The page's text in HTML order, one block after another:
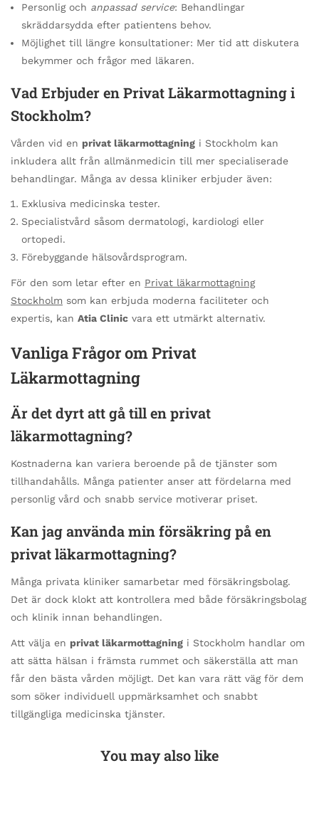
Personlig och anpassad service: Behandlingar
skräddarsydda efter patientens behov.
Möjlighet till längre konsultationer: Mer tid att diskutera
bekymmer och frågor med läkaren.
Vad Erbjuder en Privat Läkarmottagning i
Stockholm?
Vården vid en privat läkarmottagning i Stockholm kan
inkludera allt från allmänmedicin till mer specialiserade
behandlingar. Många av dessa kliniker erbjuder även:
Exklusiva medicinska tester.
Specialistvård såsom dermatologi, kardiologi eller
ortopedi.
Förebyggande hälsovårdsprogram.
För den som letar efter en Privat läkarmottagning
Stockholm som kan erbjuda moderna faciliteter och
expertis, kan Atia Clinic vara ett utmärkt alternativ.
Vanliga Frågor om Privat
Läkarmottagning
Är det dyrt att gå till en privat
läkarmottagning?
Kostnaderna kan variera beroende på de tjänster som
tillhandahålls. Många patienter anser att fördelarna med
personlig vård och snabb service motiverar priset.
Kan jag använda min försäkring på en
privat läkarmottagning?
Många privata kliniker samarbetar med försäkringsbolag.
Det är dock klokt att kontrollera med både försäkringsbolag
och klinik innan behandlingen.
Att välja en privat läkarmottagning i Stockholm handlar om
att sätta hälsan i främsta rummet och säkerställa att man
får den bästa vården möjligt. Det kan vara rätt väg för dem
som söker individuell uppmärksamhet och snabbt
tillgängliga medicinska tjänster.
You may also like